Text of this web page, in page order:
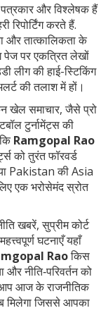
और विश्लेषक हैं
रिपोर्टिंग करते हैं.
और तात्कालिकता के
पर एकत्रित लेखों
लीग की हाई-स्टिकिंग
की तलाश में हों।
खेल समाचार,जैसे प्रो
टुर्नामेंट्स की
Ramgopal Rao
को तुरंत फॉरवर्ड
Pakistan की Asia
एक भरोसेमंद स्रोत
खबरें,सुप्रीम कोर्ट
घटनाएँयहाँ
Raoकिस
नीति‑परिवर्तन को
आज के राजनीतिक
मिलेगा जिससे आपका